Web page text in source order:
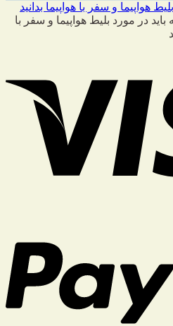
هواپیما و سفر با هواپیما بدانید
در مورد بلیط هواپیما و سفر با